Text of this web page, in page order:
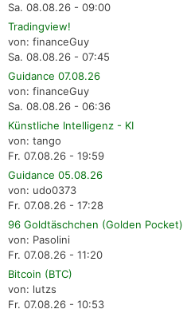
Sa. 08.08.26 - 09:00
Tradingview!
von: financeGuy
Sa. 08.08.26 - 07:45
Guidance 07.08.26
von: financeGuy
Sa. 08.08.26 - 06:36
Künstliche Intelligenz - KI
von: tango
Fr. 07.08.26 - 19:59
Guidance 05.08.26
von: udo0373
Fr. 07.08.26 - 17:28
96 Goldtäschchen (Golden Pocket)
von: Pasolini
Fr. 07.08.26 - 11:20
Bitcoin (BTC)
von: lutzs
Fr. 07.08.26 - 10:53